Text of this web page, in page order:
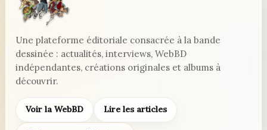
Une plateforme éditoriale consacrée à la bande
dessinée : actualités, interviews, WebBD
indépendantes, créations originales et albums à
découvrir.
Voir la WebBD Lire les articles